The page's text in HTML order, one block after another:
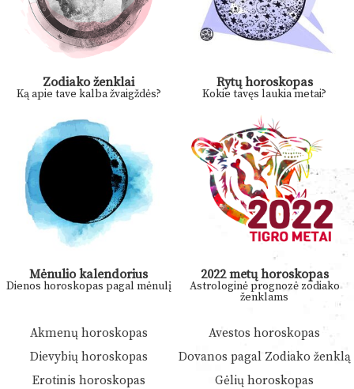
Zodiako ženklai
Ką apie tave kalba žvaigždės?
Rytų horoskopas
Kokie tavęs laukia metai?
Mėnulio kalendorius
Dienos horoskopas pagal mėnulį
2022 metų horoskopas
Astrologinė prognozė zodiako
ženklams
Akmenų horoskopas
Avestos horoskopas
Dievybių horoskopas
Dovanos pagal Zodiako ženklą
Erotinis horoskopas
Gėlių horoskopas